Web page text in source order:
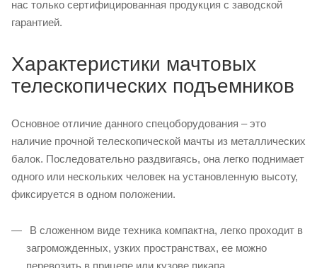
нас только сертифицированная продукция с заводской
гарантией.
Характеристики мачтовых
телескопических подъемников
Основное отличие данного спецоборудования – это
наличие прочной телескопической мачты из металлических
балок. Последовательно раздвигаясь, она легко поднимает
одного или нескольких человек на установленную высоту,
фиксируется в одном положении.
В сложенном виде техника компактна, легко проходит в
загроможденных, узких пространствах, ее можно
перевозить в прицепе или кузове пикапа.